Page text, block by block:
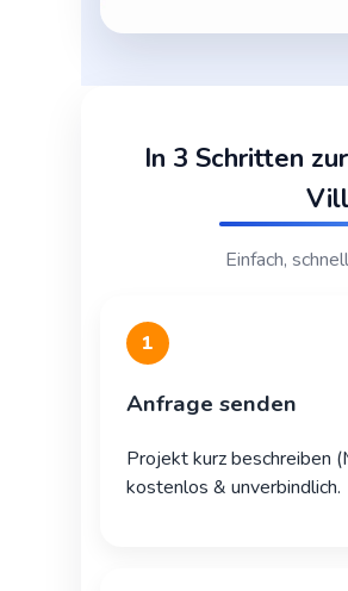
In 3 Schritten
Einfach,
1
Anfrage senden
Projekt kurz beschreiben
kostenlos & unverbindlich.